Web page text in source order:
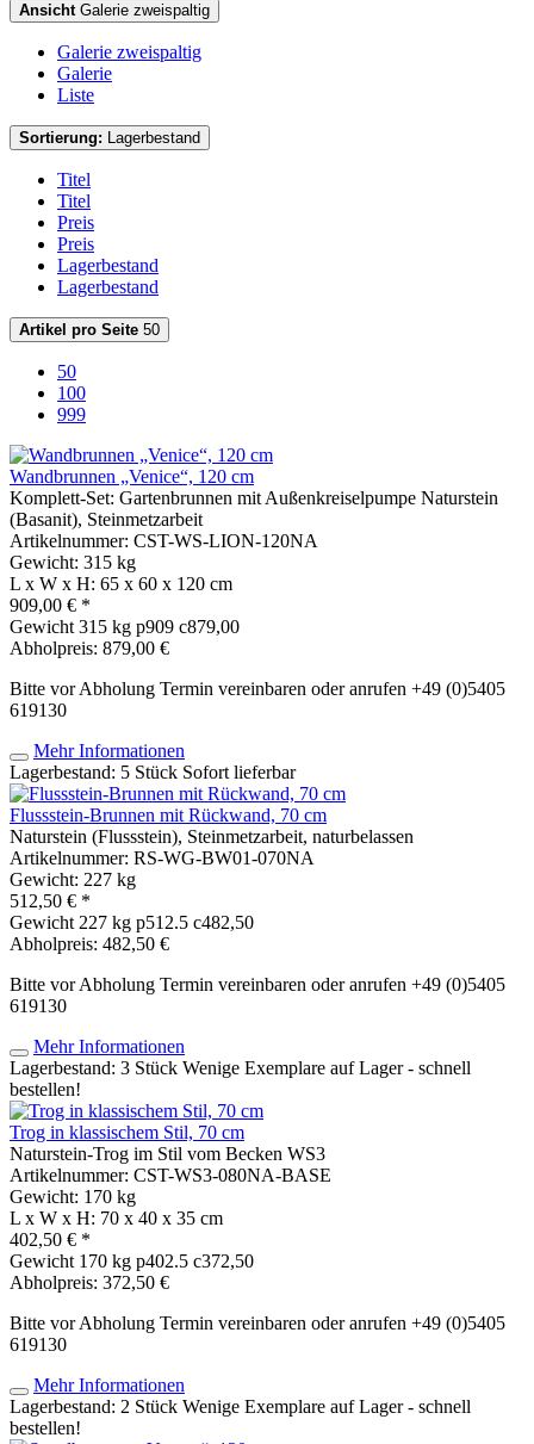
AnsichtGalerie zweispaltig
Galerie zweispaltig
Galerie
Liste
Sortierung: Lagerbestand
Titel
Titel
Preis
Preis
Lagerbestand
Lagerbestand
Artikel pro Seite 50
50
100
999
Wandbrunnen „Venice“, 120 cm
Komplett-Set: Gartenbrunnen mit Außenkreiselpumpe Naturstein
(Basanit), Steinmetzarbeit
Artikelnummer: CST-WS-LION-120NA
Gewicht: 315 kg
L x W x H: 65 x 60 x 120 cm
909,00 € *
Gewicht 315 kg p909 c879,00
Abholpreis: 879,00 €
Bitte vor Abholung Termin vereinbaren oder anrufen +49 (0)5405
619130
Mehr Informationen
Lagerbestand: 5 Stück Sofort lieferbar
Flussstein-Brunnen mit Rückwand, 70 cm
Naturstein (Flussstein), Steinmetzarbeit, naturbelassen
Artikelnummer: RS-WG-BW01-070NA
Gewicht: 227 kg
512,50 € *
Gewicht 227 kg p512.5 c482,50
Abholpreis: 482,50 €
Bitte vor Abholung Termin vereinbaren oder anrufen +49 (0)5405
619130
Mehr Informationen
Lagerbestand: 3 Stück Wenige Exemplare auf Lager - schnell
bestellen!
Trog in klassischem Stil, 70 cm
Naturstein-Trog im Stil vom Becken WS3
Artikelnummer: CST-WS3-080NA-BASE
Gewicht: 170 kg
L x W x H: 70 x 40 x 35 cm
402,50 € *
Gewicht 170 kg p402.5 c372,50
Abholpreis: 372,50 €
Bitte vor Abholung Termin vereinbaren oder anrufen +49 (0)5405
619130
Mehr Informationen
Lagerbestand: 2 Stück Wenige Exemplare auf Lager - schnell
bestellen!